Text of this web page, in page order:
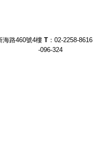
海路460號4樓 T ：02-2258-8616
-096-324